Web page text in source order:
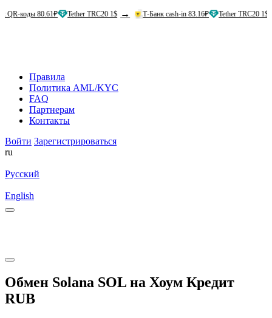
80.61₽ Tether TRC20 1$ → Т-Банк cash-in 83.16₽ Tether TRC20 1$ →
Правила
Политика AML/KYC
FAQ
Партнерам
Контакты
Войти Зарегистрироваться
ru
Русский
English
Обмен Solana SOL на Хоум Кредит
RUB